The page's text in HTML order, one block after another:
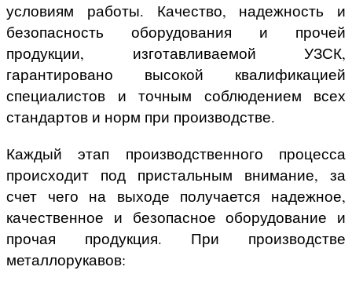
условиям работы. Качество, надежность и
безопасность оборудования и прочей
продукции, изготавливаемой УЗСК,
гарантировано высокой квалификацией
специалистов и точным соблюдением всех
стандартов и норм при производстве.
Каждый этап производственного процесса
происходит под пристальным внимание, за
счет чего на выходе получается надежное,
качественное и безопасное оборудование и
прочая продукция. При производстве
металлорукавов: